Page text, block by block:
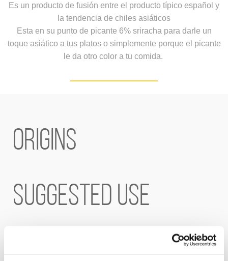
Es un producto de fusión entre el producto típico español y
la tendencia de chiles asiáticos
Esta en su punto de picante 6% sriracha para darle un
toque asiático a tus platos o simplemente porque el picante
le da otro color a tu comida.
Origins
Suggested use